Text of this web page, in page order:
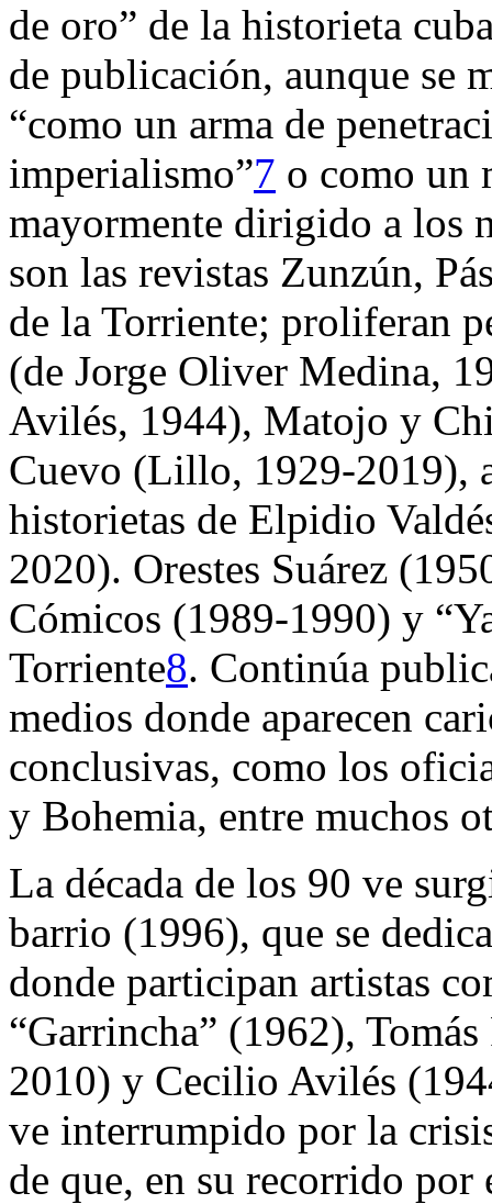
de oro” de la historieta
de publicación, aunque se
“como un arma de
imperialismo”7 o como un
mayormente dirigido a los
son las revistas Zunzún,
de la Torriente; proliferan
(de Jorge Oliver Medina,
Avilés, 1944), Matojo y
Cuevo (Lillo, 1929-2019),
historietas de Elpidio
2020). Orestes Suárez
Cómicos (1989-1990) y
Torriente8. Continúa
medios donde aparecen
conclusivas, como los
y Bohemia, entre muchos
La década de los 90 ve
barrio (1996), que se
donde participan artistas
“Garrincha” (1962),
2010) y Cecilio Avilés
ve interrumpido por la
de que, en su recorrido